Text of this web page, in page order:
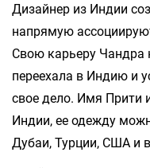
Дизайнер из Индии
напрямую
Свою карьеру Чандра
переехала в Индию и
свое дело. Имя Прити
Индии, ее одежду
Дубаи, Турции, США и